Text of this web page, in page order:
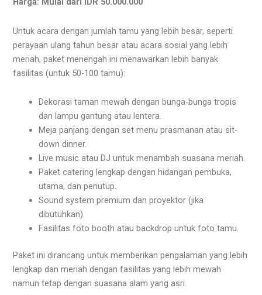
Untuk acara dengan jumlah tamu yang lebih besar, seperti
perayaan ulang tahun besar atau acara sosial yang lebih
meriah, paket menengah ini menawarkan lebih banyak
fasilitas (untuk 50-100 tamu):
Dekorasi taman mewah dengan bunga-bunga tropis
dan lampu gantung atau lentera.
Meja panjang dengan set menu prasmanan atau sit-
down dinner.
Live music atau DJ untuk menambah suasana meriah.
Paket catering lengkap dengan hidangan pembuka,
utama, dan penutup.
Sound system premium dan proyektor (jika
dibutuhkan).
Fasilitas foto booth atau backdrop untuk foto tamu.
Paket ini dirancang untuk memberikan pengalaman yang lebih
lengkap dan meriah dengan fasilitas yang lebih mewah
namun tetap dengan suasana alam yang asri.